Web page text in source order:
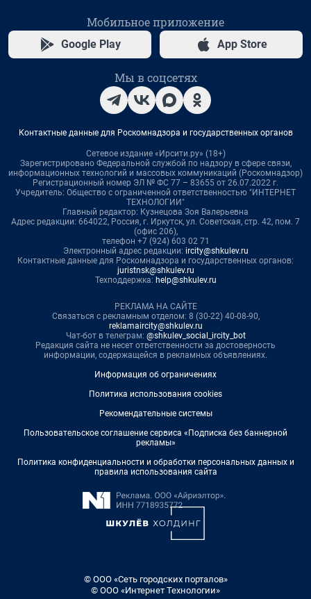
Мобильное приложение
Google Play App Store
Мы в соцсетях
Контактные данные для Роскомнадзора и государственных органов
Сетевое издание «Ирсити.ру» (18+)
Зарегистрировано Федеральной службой по надзору в сфере связи,
информационных технологий и массовых коммуникаций (Роскомнадзор)
Регистрационный номер ЭЛ № ФС 77 – 83655 от 26.07.2022 г.
Учредитель: Общество с ограниченной ответственностью "ИНТЕРНЕТ
ТЕХНОЛОГИИ"
Главный редактор: Кузнецова Зоя Валерьевна
Адрес редакции: 664022, Россия, г. Иркутск, ул. Советская, стр. 42, пом. 7
(офис 206),
телефон +7 (924) 603 02 71
Электронный адрес редакции: ircity@shkulev.ru
Контактные данные для Роскомнадзора и государственных органов:
juristnsk@shkulev.ru
Техподдержка: help@shkulev.ru
РЕКЛАМА НА САЙТЕ
Связаться с рекламным отделом: 8 (30-22) 40-08-90,
reklamaircity@shkulev.ru
Чат-бот в телеграм: @shkulev_social_ircity_bot
Редакция сайта не несет ответственности за достоверность
информации, содержащейся в рекламных объявлениях.
Информация об ограничениях
Политика использования cookies
Рекомендательные системы
Пользовательское соглашение сервиса «Подписка без баннерной
рекламы»
Политика конфиденциальности и обработки персональных данных и
правила использования сайта
© ООО «Сеть городских порталов»
© ООО «Интернет Технологии»